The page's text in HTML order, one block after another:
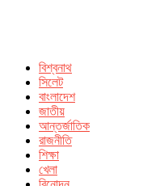
বিশ্বনাথ
সিলেট
বাংলাদেশ
জাতীয়
আন্তর্জাতিক
রাজনীতি
শিক্ষা
খেলা